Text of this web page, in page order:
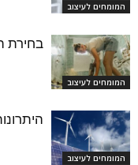
המומחים לעיצוב
המומחים לעיצוב
בחירת
המומחים לעיצוב